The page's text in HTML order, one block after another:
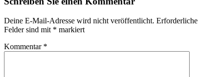
Deine E-Mail-Adresse wird nicht veröffentlicht. Erforderliche
Felder sind mit * markiert
Kommentar *